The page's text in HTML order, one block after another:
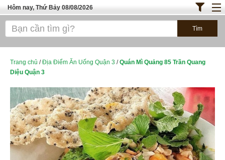
Hôm nay, Thứ Bảy 08/08/2026
Trang chủ
Bánh - Đồ Ăn Vặt
TOP QUÁN ĂN
ĐỊA ĐIỂM ĂN UỐNG HÀ NỘI
Trang chủ /Địa Điểm Ăn Uống Quận 3 /Quán Mì Quảng 85 Trần Quang
Diệu Quận 3